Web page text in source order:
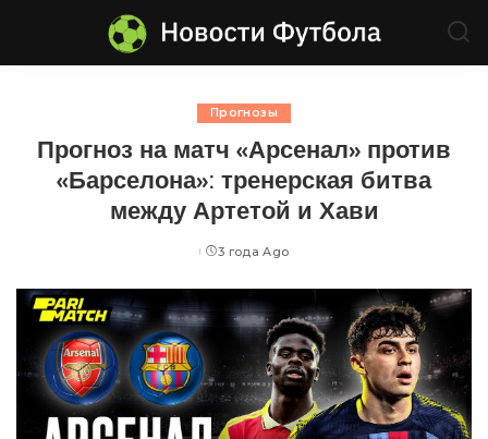
Прогнозы
Прогноз на матч «Арсенал» против
«Барселона»: тренерская битва
между Артетой и Хави
Posted
3 года Ago